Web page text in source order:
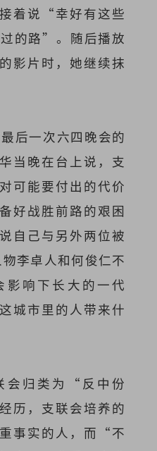
着说“幸好有这些
的路”。随后播放
影片时，她继续抹
后一次六四晚会的
当晚在台上说，支
可能要付出的代价
好战胜前路的艰困
自己与另外两位被
李卓人和何俊仁不
响下长大的一代
城市里的人带来什
会归类为“反中份
历，支联会培养的
事实的人，而“不